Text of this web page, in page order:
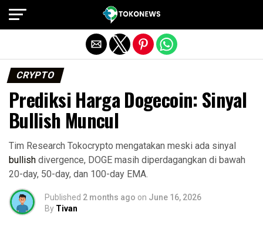
CRYPTO
Prediksi Harga Dogecoin: Sinyal
Bullish Muncul
Tim Research Tokocrypto mengatakan meski ada sinyal
bullish divergence, DOGE masih diperdagangkan di bawah
20-day, 50-day, dan 100-day EMA.
Published 2 months ago on June 16, 2026
By Tivan
Exit mobile version